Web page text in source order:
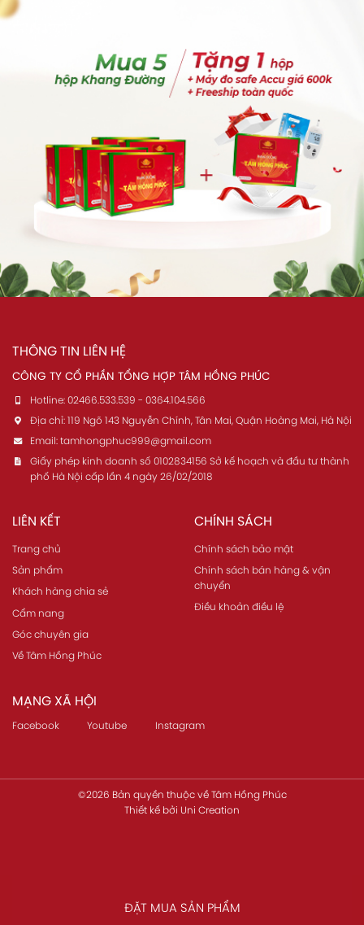
THÔNG TIN LIÊN HỆ
CÔNG TY CỔ PHẦN TỔNG HỢP TÂM HỒNG PHÚC
Hotline: 02466.533.539 - 0364.104.566
Địa chỉ: 119 Ngõ 143 Nguyễn Chính, Tân Mai, Quận Hoàng Mai, Hà Nội
Email: tamhongphuc999@gmail.com
Giấy phép kinh doanh số 0102834156 Sở kế hoạch và đầu tư thành
phố Hà Nội cấp lần 4 ngày 26/02/2018
LIÊN KẾT
Trang chủ
Sản phẩm
Khách hàng chia sẻ
Cẩm nang
Góc chuyên gia
Về Tâm Hồng Phúc
CHÍNH SÁCH
Chính sách bảo mật
Chính sách bán hàng & vận
chuyển
Điều khoản điều lệ
MẠNG XÃ HỘI
Facebook Youtube Instagram
©2026 Bản quyền thuộc về Tâm Hồng Phúc
Thiết kế bởi Uni Creation
ĐẶT MUA SẢN PHẨM